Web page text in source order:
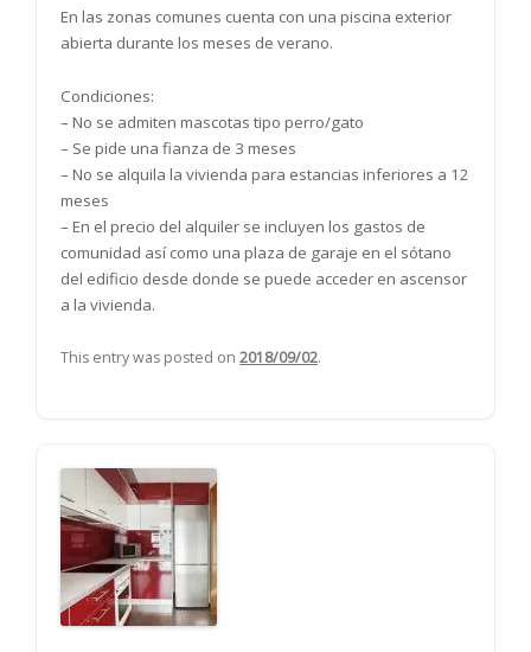
En las zonas comunes cuenta con una piscina exterior
abierta durante los meses de verano.
Condiciones:
– No se admiten mascotas tipo perro/gato
– Se pide una fianza de 3 meses
– No se alquila la vivienda para estancias inferiores a 12
meses
– En el precio del alquiler se incluyen los gastos de
comunidad así como una plaza de garaje en el sótano
del edificio desde donde se puede acceder en ascensor
a la vivienda.
This entry was posted on 2018/09/02.